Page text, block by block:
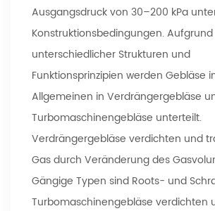
Ausgangsdruck von 30–200 kPa
Konstruktionsbedingungen. Aufgrund
unterschiedlicher Strukturen und
Funktionsprinzipien werden Gebläse
Allgemeinen in Verdrängergebläse
Turbomaschinengebläse unterteilt.
Verdrängergebläse verdichten und
Gas durch Veränderung des
Gängige Typen sind Roots- und
Turbomaschinengebläse verdichten